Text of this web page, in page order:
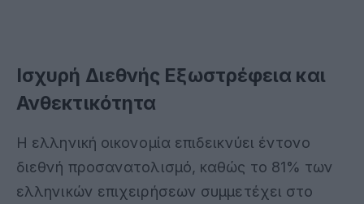
Ισχυρή Διεθνής Εξωστρέφεια και
Ανθεκτικότητα
Η ελληνική οικονομία επιδεικνύει έντονο
διεθνή προσανατολισμό, καθώς το 81% των
ελληνικών επιχειρήσεων συμμετέχει στο